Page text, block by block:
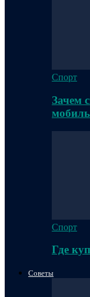
Спорт
Зачем
Спорт
Где
Советы